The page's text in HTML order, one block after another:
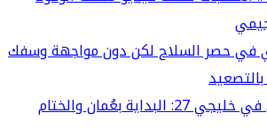
في حصر السلاح لكن دون مواجهة وسفك
جدول مباريات العراق في خليجي 27: البداية بعُمان والختام